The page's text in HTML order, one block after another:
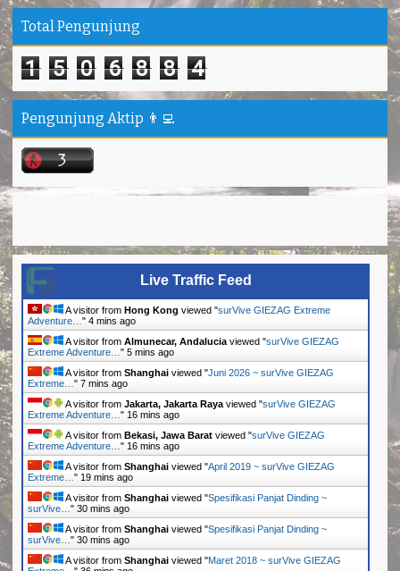
Total Pengunjung
1 5 0 6 8 8 4
Pengunjung Aktip 👨‍💻
Live Traffic Feed
A visitor from Hong Kong viewed "surVive GIEZAG Extreme
Adventure… " 4 mins ago
A visitor from Almunecar, Andalucia viewed "surVive GIEZAG
Extreme Adventure… " 5 mins ago
A visitor from Shanghai viewed "Juni 2026 ~ surVive GIEZAG
Extreme… " 7 mins ago
A visitor from Jakarta, Jakarta Raya viewed "surVive GIEZAG
Extreme Adventure… " 16 mins ago
A visitor from Bekasi, Jawa Barat viewed "surVive GIEZAG
Extreme Adventure… " 16 mins ago
A visitor from Shanghai viewed "April 2019 ~ surVive GIEZAG
Extreme… " 19 mins ago
A visitor from Shanghai viewed "Spesifikasi Panjat Dinding ~
surVive… " 30 mins ago
A visitor from Shanghai viewed "Spesifikasi Panjat Dinding ~
surVive… " 30 mins ago
A visitor from Shanghai viewed "Maret 2018 ~ surVive GIEZAG